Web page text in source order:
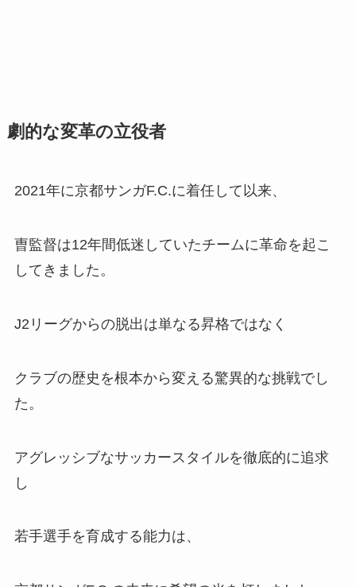
劇的な変革の立役者
2021年に京都サンガF.C.に着任して以来、
曺監督は12年間低迷していたチームに革命を起こ
してきました。
J2リーグからの脱出は単なる昇格ではなく
クラブの歴史を根本から変える驚異的な挑戦でし
た。
アグレッシブなサッカースタイルを徹底的に追求
し
若手選手を育成する能力は、